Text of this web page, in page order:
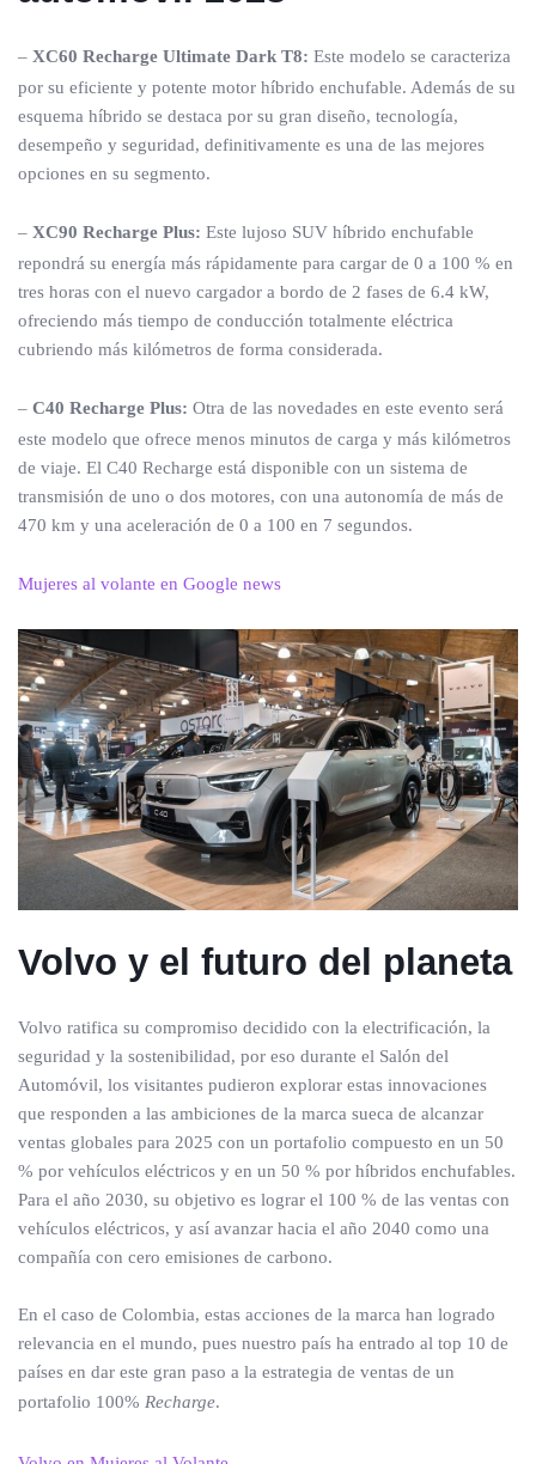
– XC60 Recharge Ultimate Dark T8: Este modelo se caracteriza
por su eficiente y potente motor híbrido enchufable. Además de su
esquema híbrido se destaca por su gran diseño, tecnología,
desempeño y seguridad, definitivamente es una de las mejores
opciones en su segmento.
– XC90 Recharge Plus: Este lujoso SUV híbrido enchufable
repondrá su energía más rápidamente para cargar de 0 a 100 % en
tres horas con el nuevo cargador a bordo de 2 fases de 6.4 kW,
ofreciendo más tiempo de conducción totalmente eléctrica
cubriendo más kilómetros de forma considerada.
– C40 Recharge Plus: Otra de las novedades en este evento será
este modelo que ofrece menos minutos de carga y más kilómetros
de viaje. El C40 Recharge está disponible con un sistema de
transmisión de uno o dos motores, con una autonomía de más de
470 km y una aceleración de 0 a 100 en 7 segundos.
Mujeres al volante en Google news
Volvo y el futuro del planeta
Volvo ratifica su compromiso decidido con la electrificación, la
seguridad y la sostenibilidad, por eso durante el Salón del
Automóvil, los visitantes pudieron explorar estas innovaciones
que responden a las ambiciones de la marca sueca de alcanzar
ventas globales para 2025 con un portafolio compuesto en un 50
% por vehículos eléctricos y en un 50 % por híbridos enchufables.
Para el año 2030, su objetivo es lograr el 100 % de las ventas con
vehículos eléctricos, y así avanzar hacia el año 2040 como una
compañía con cero emisiones de carbono.
En el caso de Colombia, estas acciones de la marca han logrado
relevancia en el mundo, pues nuestro país ha entrado al top 10 de
países en dar este gran paso a la estrategia de ventas de un
portafolio 100% Recharge.